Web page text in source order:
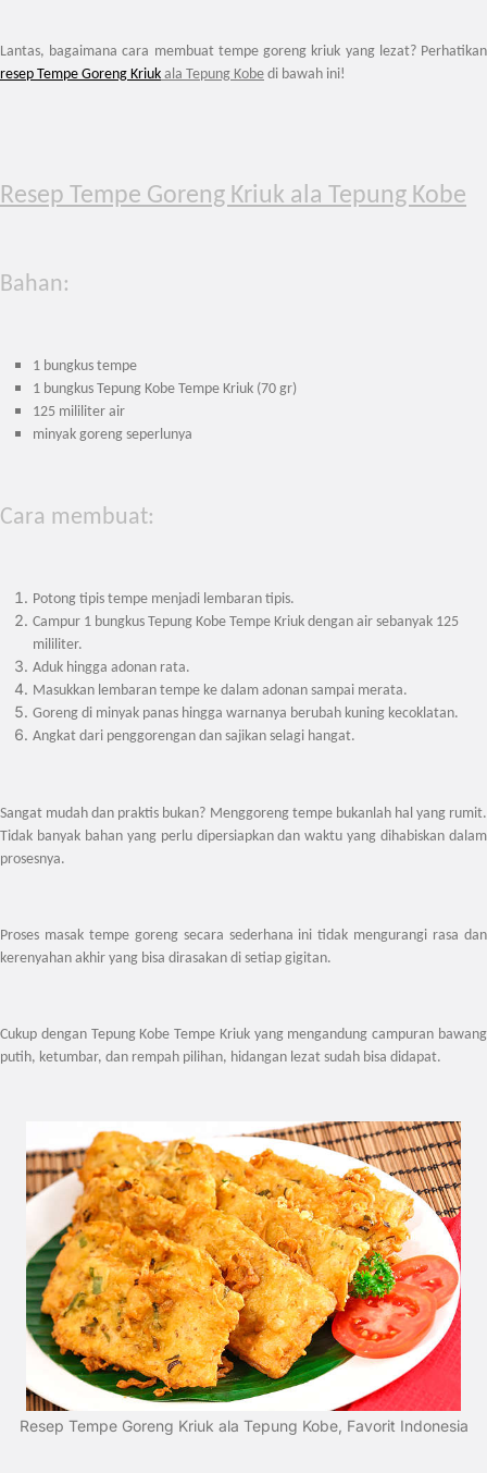
Lantas, bagaimana cara membuat tempe goreng kriuk yang lezat? Perhatikan
resep Tempe Goreng Kriuk ala Tepung Kobe di bawah ini!
Resep Tempe Goreng Kriuk ala Tepung Kobe
Bahan:
1 bungkus tempe
1 bungkus Tepung Kobe Tempe Kriuk (70 gr)
125 mililiter air
minyak goreng seperlunya
Cara membuat:
Potong tipis tempe menjadi lembaran tipis.
Campur 1 bungkus Tepung Kobe Tempe Kriuk dengan air sebanyak 125
mililiter.
Aduk hingga adonan rata.
Masukkan lembaran tempe ke dalam adonan sampai merata.
Goreng di minyak panas hingga warnanya berubah kuning kecoklatan.
Angkat dari penggorengan dan sajikan selagi hangat.
Sangat mudah dan praktis bukan? Menggoreng tempe bukanlah hal yang rumit.
Tidak banyak bahan yang perlu dipersiapkan dan waktu yang dihabiskan dalam
prosesnya.
Proses masak tempe goreng secara sederhana ini tidak mengurangi rasa dan
kerenyahan akhir yang bisa dirasakan di setiap gigitan.
Cukup dengan Tepung Kobe Tempe Kriuk yang mengandung campuran bawang
putih, ketumbar, dan rempah pilihan, hidangan lezat sudah bisa didapat.
Resep Tempe Goreng Kriuk ala Tepung Kobe, Favorit Indonesia